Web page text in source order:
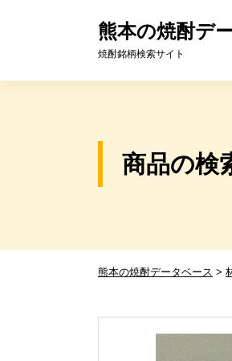
熊本の焼酎デ
焼酎銘柄検索サイト
商品の検
熊本の焼酎データベース >